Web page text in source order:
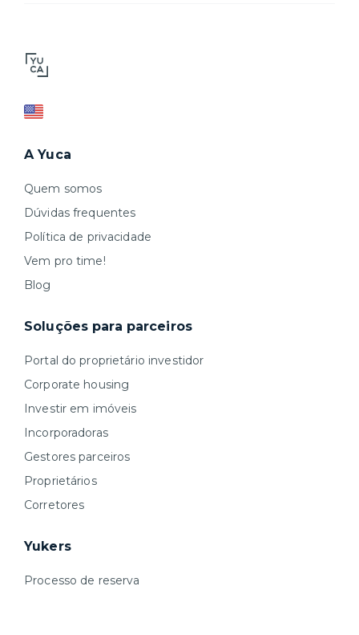
A Yuca
Quem somos
Dúvidas frequentes
Política de privacidade
Vem pro time!
Blog
Soluções para parceiros
Portal do proprietário investidor
Corporate housing
Investir em imóveis
Incorporadoras
Gestores parceiros
Proprietários
Corretores
Yukers
Processo de reserva